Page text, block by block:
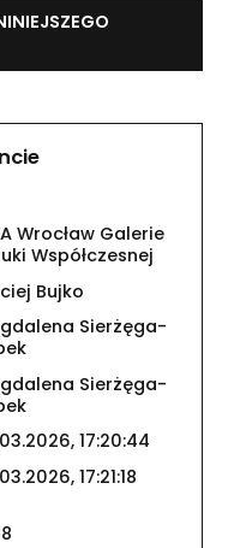
Wrocław Galerie
Współczesnej
Bujko
Sierżęga-
Sierżęga-
17:20:44
17:21:18